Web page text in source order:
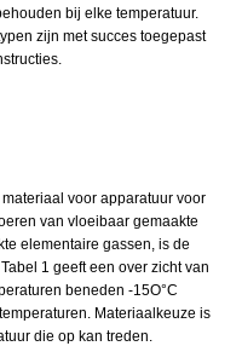
bij elke temperatuur.
zijn met succes toegepast
voor apparatuur voor
van vloeibaar gemaakte
elementaire gassen, is de
1 geeft een over zicht van
beneden -15O°C
Materiaalkeuze is
die op kan treden.